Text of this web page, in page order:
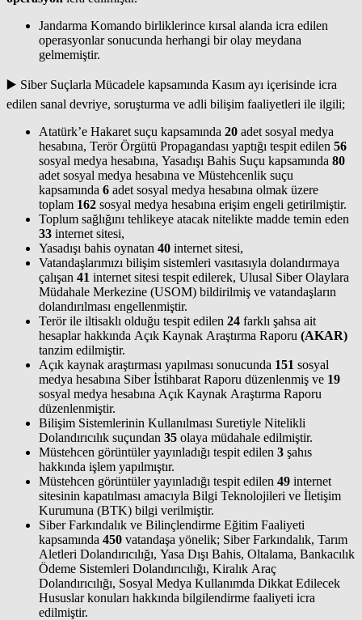
Jandarma Komando birliklerince kırsal alanda icra edilen
operasyonlar sonucunda herhangi bir olay meydana
gelmemiştir.
▶️ Siber Suçlarla Mücadele kapsamında Kasım ayı içerisinde icra
edilen sanal devriye, soruşturma ve adli bilişim faaliyetleri ile ilgili;
Atatürk’e Hakaret suçu kapsamında 20 adet sosyal medya
hesabına, Terör Örgütü Propagandası yaptığı tespit edilen 56
sosyal medya hesabına, Yasadışı Bahis Suçu kapsamında 80
adet sosyal medya hesabına ve Müstehcenlik suçu
kapsamında 6 adet sosyal medya hesabına olmak üzere
toplam 162 sosyal medya hesabına erişim engeli getirilmiştir.
Toplum sağlığını tehlikeye atacak nitelikte madde temin eden
33 internet sitesi,
Yasadışı bahis oynatan 40 internet sitesi,
Vatandaşlarımızı bilişim sistemleri vasıtasıyla dolandırmaya
çalışan 41 internet sitesi tespit edilerek, Ulusal Siber Olaylara
Müdahale Merkezine (USOM) bildirilmiş ve vatandaşların
dolandırılması engellenmiştir.
Terör ile iltisaklı olduğu tespit edilen 24 farklı şahsa ait
hesaplar hakkında Açık Kaynak Araştırma Raporu (AKAR)
tanzim edilmiştir.
Açık kaynak araştırması yapılması sonucunda 151 sosyal
medya hesabına Siber İstihbarat Raporu düzenlenmiş ve 19
sosyal medya hesabına Açık Kaynak Araştırma Raporu
düzenlenmiştir.
Bilişim Sistemlerinin Kullanılması Suretiyle Nitelikli
Dolandırıcılık suçundan 35 olaya müdahale edilmiştir.
Müstehcen görüntüler yayınladığı tespit edilen 3 şahıs
hakkında işlem yapılmıştır.
Müstehcen görüntüler yayınladığı tespit edilen 49 internet
sitesinin kapatılması amacıyla Bilgi Teknolojileri ve İletişim
Kurumuna (BTK) bilgi verilmiştir.
Siber Farkındalık ve Bilinçlendirme Eğitim Faaliyeti
kapsamında 450 vatandaşa yönelik; Siber Farkındalık, Tarım
Aletleri Dolandırıcılığı, Yasa Dışı Bahis, Oltalama, Bankacılık
Ödeme Sistemleri Dolandırıcılığı, Kiralık Araç
Dolandırıcılığı, Sosyal Medya Kullanımda Dikkat Edilecek
Hususlar konuları hakkında bilgilendirme faaliyeti icra
edilmiştir.